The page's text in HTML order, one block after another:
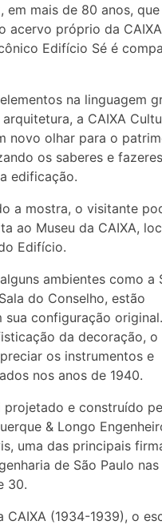
em mais de 80 anos,
acervo próprio da
Edifício Sé é
na linguagem
a CAIXA
novo olhar para o
os saberes e
edificação.
a mostra, o visitante
ao Museu da CAIXA,
Edifício.
ambientes como a
do Conselho, estão
sua configuração
da decoração, o
os instrumentos e
nos anos de 1940.
projetado e construído
& Longo
uma das principais
de São Paulo nas
30.
CAIXA (1934-1939), o